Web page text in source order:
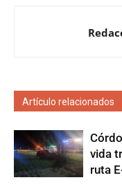
Artículo relacionados
vida
ruta